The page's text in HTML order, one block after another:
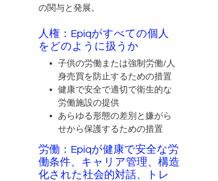
の関与と発展。
人権：Epiqがすべての個人
をどのように扱うか
子供の労働または強制労働/人
身売買を防止するための措置
健康で安全で適切で衛生的な
労働施設の提供
あらゆる形態の差別と嫌がら
せから保護するための措置
労働：Epiqが健康で安全な労
働条件、キャリア管理、構造
化された社会的対話、トレ